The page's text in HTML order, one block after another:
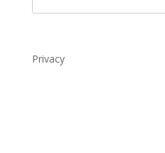
Privacy